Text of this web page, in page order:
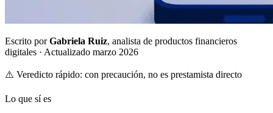
Escrito porGabriela Ruiz, analista de productos financieros
digitales · Actualizado marzo 2026
⚠️ Veredicto rápido: con precaución, no es prestamista directo
Lo que sí es